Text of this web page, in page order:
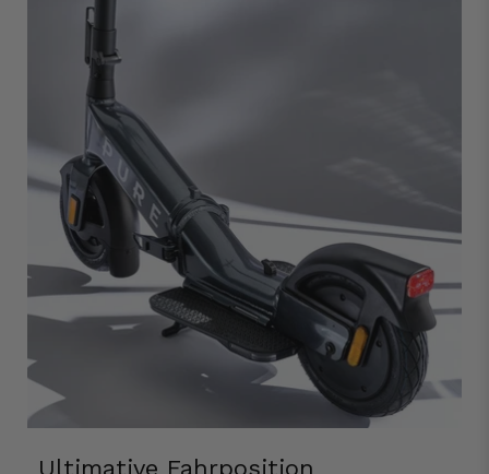
Ultimative Fahrposition